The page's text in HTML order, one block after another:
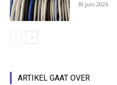
30 juni 2026
ARTIKEL GAAT OVER